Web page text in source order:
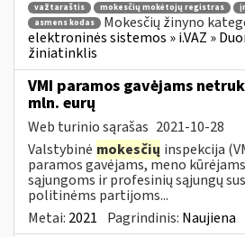
važtaraštis
mokesčių mokėtojų registras
asmens kodas
Mokesčių žinyno
elektroninės sistemos » i.VAZ »
žiniatinklis
VMI paramos gavėjams
mln. eurų
Web turinio sąrašas 2021-10-28
Valstybinė mokesčių inspekcija
paramos gavėjams, meno
sąjungoms ir profesinių sąjungų
politinėms partijoms...
Metai: 2021 Pagrindinis: Naujiena